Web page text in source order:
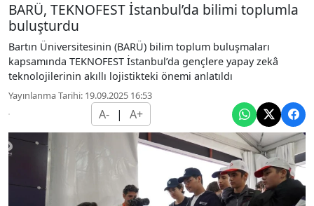
BARÜ, TEKNOFEST İstanbul’da bilimi toplumla
buluşturdu
Bartın Üniversitesinin (BARÜ) bilim toplum buluşmaları
kapsamında TEKNOFEST İstanbul’da gençlere yapay zekâ
teknolojilerinin akıllı lojistikteki önemi anlatıldı
Yayınlanma Tarihi: 19.09.2025 16:53
A- | A+